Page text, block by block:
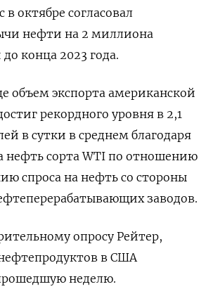
октябре согласовал
нефти на 2 миллиона
конца 2023 года.
объем экспорта американской
рекордного уровня в 2,1
в сутки в среднем благодаря
нефть сорта WTI по отношению
спроса на нефть со стороны
заводов.
опросу Рейтер,
в США
неделю.